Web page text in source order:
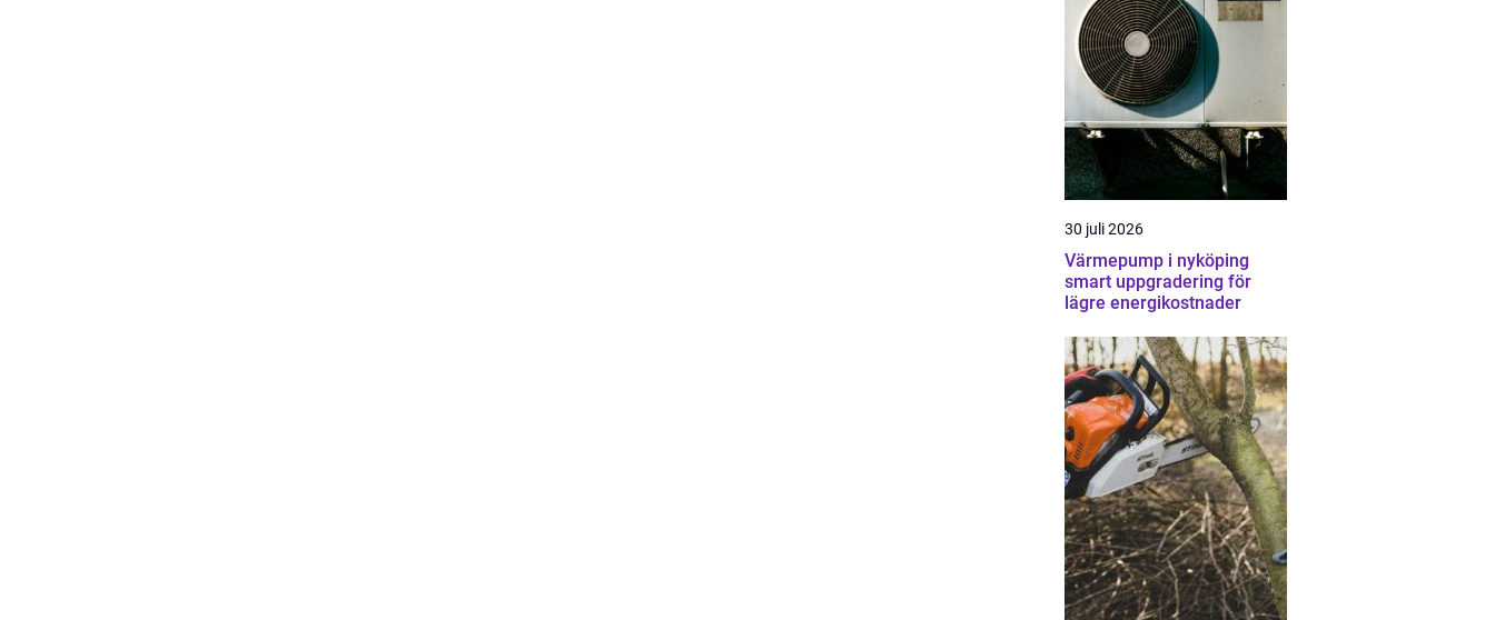
30 juli 2026
Värmepump i nyköping
smart uppgradering för
lägre energikostnader